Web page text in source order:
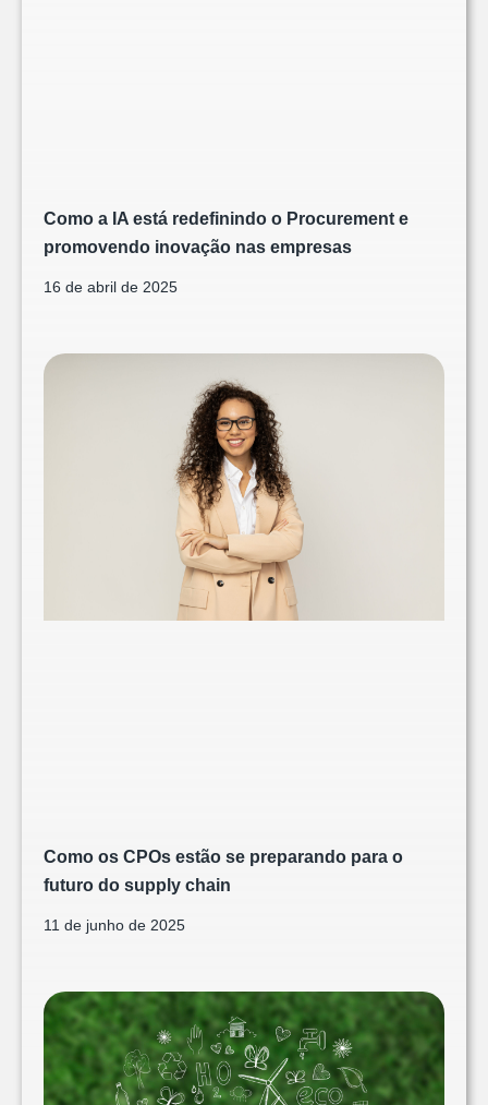
Como a IA está redefinindo o Procurement e
promovendo inovação nas empresas
16 de abril de 2025
Como os CPOs estão se preparando para o
futuro do supply chain
11 de junho de 2025